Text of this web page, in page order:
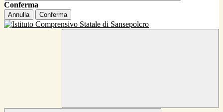
Conferma
Annulla Conferma